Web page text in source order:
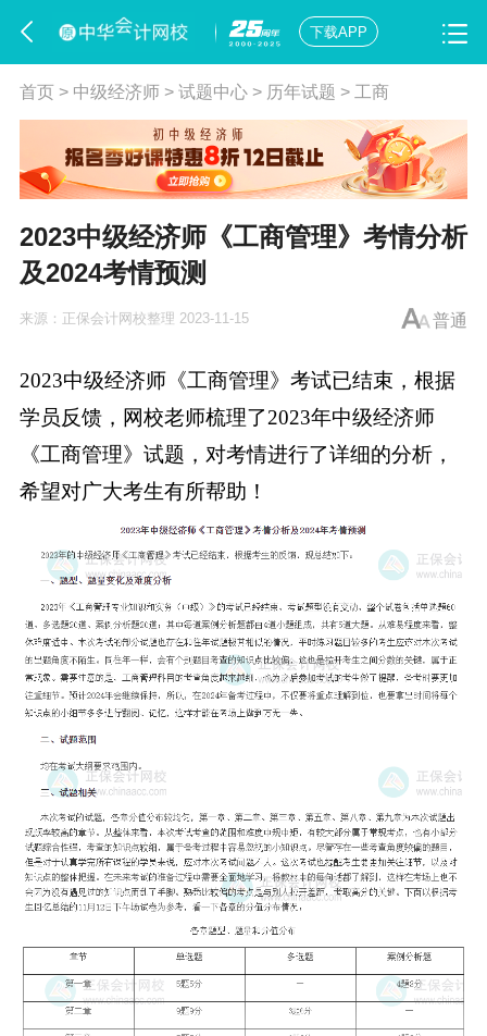
下载APP
首页> 中级经济师> 试题中心> 历年试题 > 工商
2023中级经济师《工商管理》考情分析
及2024考情预测
普通
来源： 正保会计网校整理 2023-11-15
2023中级经济师《工商管理》考试已结束， 根据
学员反馈，网校老师梳理了2023年中级经济师
《工商管理》试题，对考情进行了详细的分析，
希望对广大考生有所帮助！